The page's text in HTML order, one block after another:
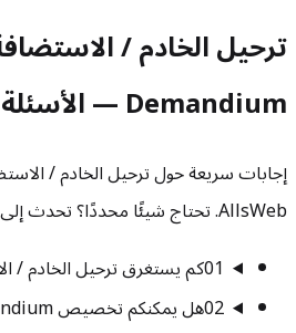
ترحيل الخادم /
Demandium — الأسئلة الشائعة
AllsWeb. تحتاج شيئًا محددًا؟ تحدث إلى فريقنا.
01كم يستغرق ترحيل الخادم /
02هل يمكنكم تخصيص Demandium أيضًا؟